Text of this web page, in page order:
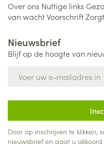
Over ons Nuttige links
van wachtVoorschrift
Nieuwsbrief
Blijf op de hoogte van
Door op inschrijven te klikken,
nieuwsbrief en gaat u